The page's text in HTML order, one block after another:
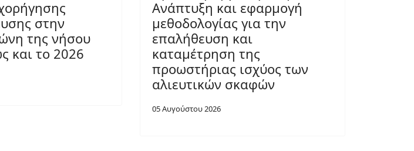
στην
της νήσου
και το 2026
Ανάπτυξη και εφαρμογή
μεθοδολογίας για την
επαλήθευση και
καταμέτρηση της
προωστήριας ισχύος των
αλιευτικών σκαφών
05 Αυγούστου 2026